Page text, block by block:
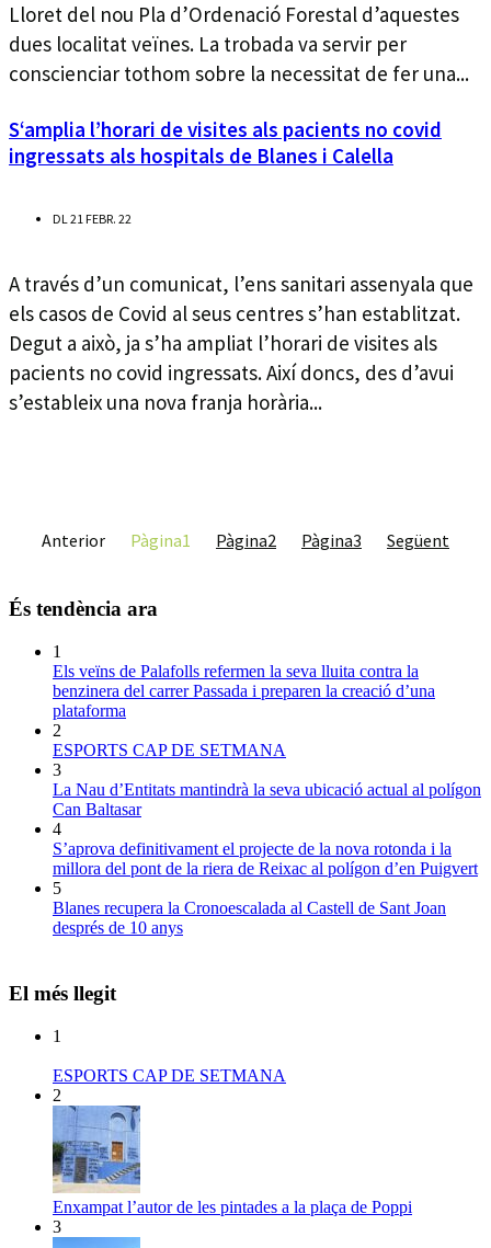
Lloret del nou Pla d’Ordenació Forestal d’aquestes
dues localitat veïnes. La trobada va servir per
conscienciar tothom sobre la necessitat de fer una...
S‘amplia l’horari de visites als pacients no covid
ingressats als hospitals de Blanes i Calella
DL 21 FEBR. 22
A través d’un comunicat, l’ens sanitari assenyala que
els casos de Covid al seus centres s’han establitzat.
Degut a això, ja s’ha ampliat l’horari de visites als
pacients no covid ingressats. Així doncs, des d’avui
s’estableix una nova franja horària...
Anterior Pàgina1 Pàgina2 Pàgina3 Següent
És tendència ara
1
Els veïns de Palafolls refermen la seva lluita contra la
benzinera del carrer Passada i preparen la creació d’una
plataforma
2
ESPORTS CAP DE SETMANA
3
La Nau d’Entitats mantindrà la seva ubicació actual al polígon
Can Baltasar
4
S’aprova definitivament el projecte de la nova rotonda i la
millora del pont de la riera de Reixac al polígon d’en Puigvert
5
Blanes recupera la Cronoescalada al Castell de Sant Joan
després de 10 anys
El més llegit
1
ESPORTS CAP DE SETMANA
2
Enxampat l’autor de les pintades a la plaça de Poppi
3